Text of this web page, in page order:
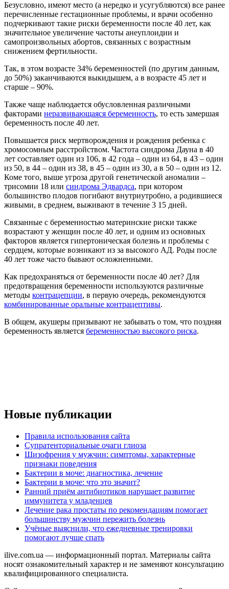
Безусловно, имеют место (а нередко и усугубляются) все ранее
перечисленные гестационные проблемы, и врачи особенно
подчеркивают такие риски беременности после 40 лет, как
значительное увеличение частоты анеуплоидии и
самопроизвольных абортов, связанных с возрастным
снижением фертильности.
Так, в этом возрасте 34% беременностей (по другим данным,
до 50%) заканчиваются выкидышем, а в возрасте 45 лет и
старше – 90%.
Также чаще наблюдается обусловленная различными
факторами неразвивающаяся беременность, то есть замершая
беременность после 40 лет.
Повышается риск мертворождения и рождения ребенка с
хромосомным расстройством. Частота синдрома Дауна в 40
лет составляет один из 106, в 42 года – один из 64, в 43 – один
из 50, в 44 – один из 38, в 45 – один из 30, а в 50 – один из 12.
Коме того, выше угроза другой генетической аномалии –
трисомии 18 или синдрома Эдвардса, при котором
большинство плодов погибают внутриутробно, а родившиеся
живыми, в среднем, выживают в течение 3 15 дней.
Связанные с беременностью материнские риски также
возрастают у женщин после 40 лет, и одним из основных
факторов является гипертоническая болезнь и проблемы с
сердцем, которые возникают из за высокого АД. Роды после
40 лет тоже часто бывают осложненными.
Как предохраняться от беременности после 40 лет? Для
предотвращения беременности используются различные
методы контрацепции, в первую очередь, рекомендуются
комбинированные оральные контрацептивы.
В общем, акушеры призывают не забывать о том, что поздняя
беременность является беременностью высокого риска.
Новые публикации
Правила использования сайта
Супратенториальные очаги глиоза
Шизофрения у мужчин: симптомы, характерные
признаки поведения
Бактерии в моче: диагностика, лечение
Бактерии в моче: что это значит?
Ранний приём антибиотиков нарушает развитие
иммунитета у младенцев
Лечение рака простаты по рекомендациям помогает
большинству мужчин пережить болезнь
Учёные выяснили, что ежедневные тренировки
помогают лучше спать
ilive.com.ua — информационный портал. Материалы сайта
носят ознакомительный характер и не заменяют консультацию
квалифицированного специалиста.